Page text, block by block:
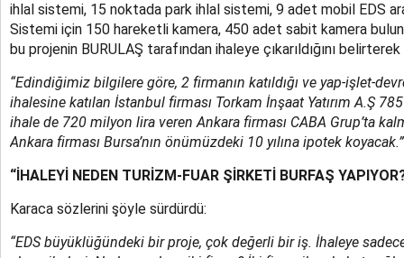
ihlal sistemi, 15 noktada park ihlal sistemi, 9 adet mobil EDS
Sistemi için 150 hareketli kamera, 450 adet sabit kamera
bu projenin BURULAŞ tarafından ihaleye çıkarıldığını
“Edindiğimiz bilgilere göre, 2 firmanın katıldığı ve yap-işlet-
ihalesine katılan İstanbul firması Torkam İnşaat Yatırım A.Ş
ihale de 720 milyon lira veren Ankara firması CABA Grup’ta
Ankara firması Bursa’nın önümüzdeki 10 yılına ipotek koyacak.”
“İHALEYİ NEDEN TURİZM-FUAR ŞİRKETİ BURFAŞ
Karaca sözlerini şöyle sürdürdü:
“EDS büyüklüğündeki bir proje, çok değerli bir iş. İhaleye